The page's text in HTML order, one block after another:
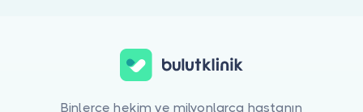
Binlerce hekim ve milyonlarca hastanın